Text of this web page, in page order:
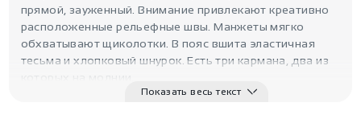
прямой, зауженный. Внимание привлекают креативно
расположенные рельефные швы. Манжеты мягко
обхватывают щиколотки. В пояс вшита эластичная
тесьма и хлопковый шнурок. Есть три кармана, два из
Показать весь текст